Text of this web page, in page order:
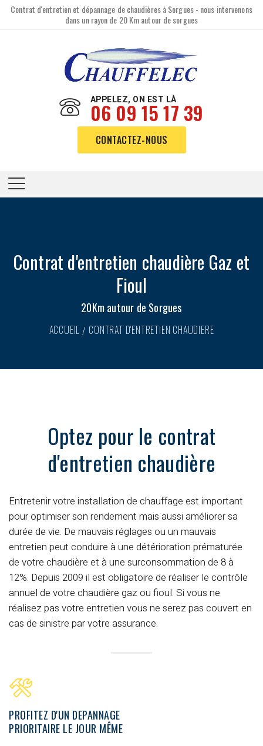
Contrat d'entretien et dépannage de chaudières à Sorgues - nous intervenons
dans un rayon de 20 Km autour de sorgues
APPELEZ, ON EST LÀ
06 09 15 17 39
CONTACTEZ-NOUS
Contrat d'entretien chaudière Gaz et
Fioul
20Km autour de Sorgues
ACCUEIL CONTRAT D'ENTRETIEN CHAUDIERE
Optez pour le contrat
d'entretien chaudière
Entretenir votre installation de chauffage est important
pour optimiser son rendement mais aussi améliorer sa
durée de vie. De mauvais réglages ou un mauvais
entretien peut conduire à une détérioration prématurée
de votre chaudière et à une surconsommation de 8 à
12%. Depuis 2009 il est obligatoire de réaliser le contrôle
annuel de votre chaudière gaz ou fioul. Si vous ne
réalisez pas votre entretien vous ne serez pas couvert en
cas de sinistre par votre assurance.
PROFITEZ D'UN DEPANNAGE
PRIORITAIRE LE JOUR MÊME